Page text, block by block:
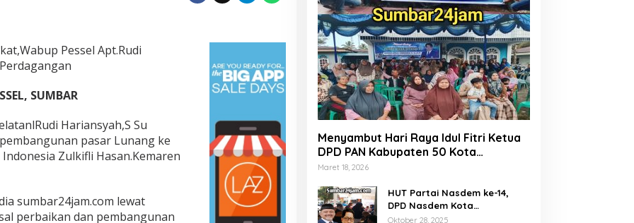
Pessel Apt.Rudi
SUMBAR
Hariansyah,S Su
pasar Lunang ke
Zulkifli Hasan.Kemaren
sumbar24jam.com lewat
perbaikan dan pembangunan
Menyambut Hari Raya Idul Fitri Ketua
DPD PAN Kabupaten 50 Kota
Marsanova Andesra, Salurkan Empat
Miskin
Maret 18, 2026
HUT Partai Nasdem ke-14,
DPD Nasdem Kota
Payakumbuh Gelar Donor
Oktober 28, 2025